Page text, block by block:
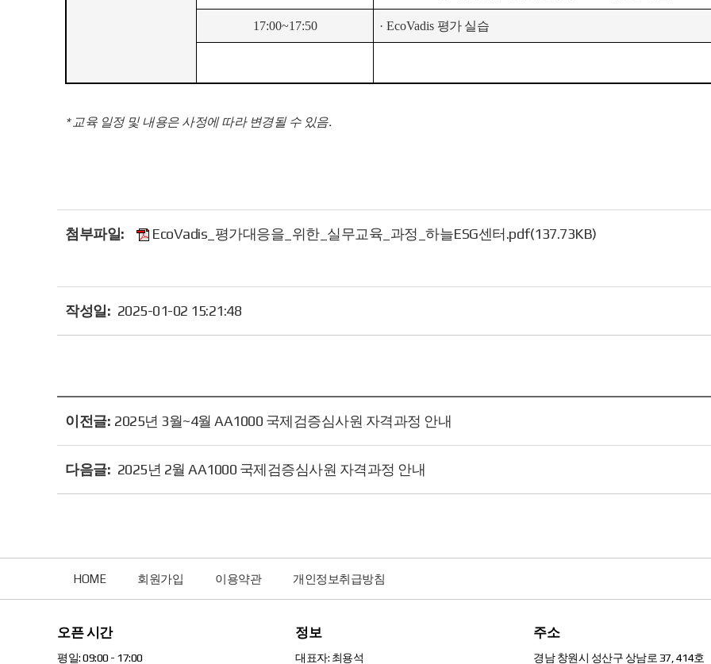
17:00~17:50 · EcoVadis 평가 실습
* 교육 일정 및 내용은 사정에 따라 변경될 수 있음.
첨부파일: EcoVadis_평가대응을_위한_실무교육_과정_하늘ESG센터.pdf(137.73KB)
작성일: 2025-01-02 15:21:48
이전글: 2025년 3월~4월 AA1000 국제검증심사원 자격과정 안내
다음글: 2025년 2월 AA1000 국제검증심사원 자격과정 안내
HOME 회원가입 이용약관 개인정보취급방침
오픈 시간
평일: 09:00 - 17:00
정보
대표자: 최용석
주소
경남 창원시 성산구 상남로 37, 414호